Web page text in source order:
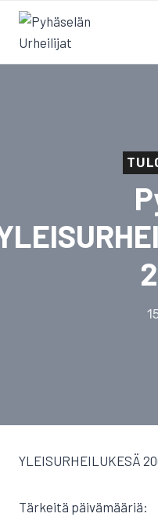
Siirry
sisältöön
YLEISURHEILUKESÄ
Tärkeitä päivämääriä: